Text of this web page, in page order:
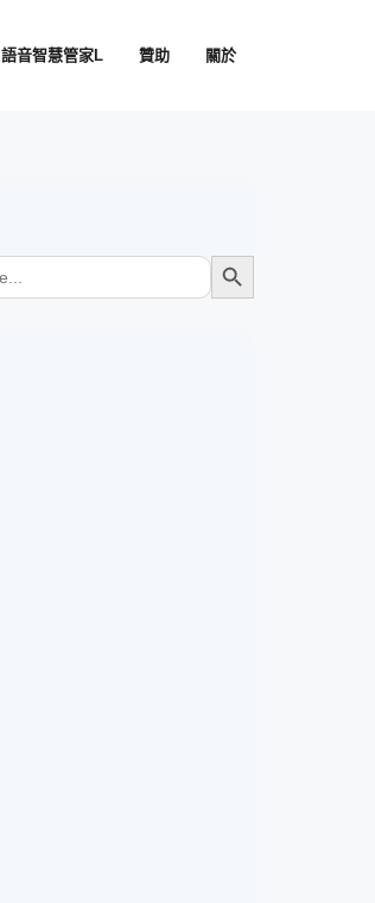
語音智慧管家L 贊助 關於
SEARCH BUTTON